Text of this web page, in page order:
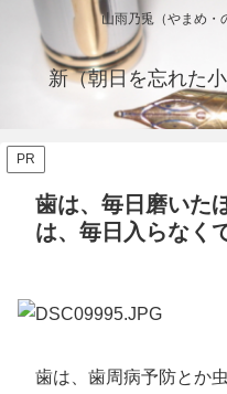
山雨乃兎（やまめ・
新（朝日を忘れた
PR
歯は、毎日磨いた
は、毎日入らなく
歯は、歯周病予防とか